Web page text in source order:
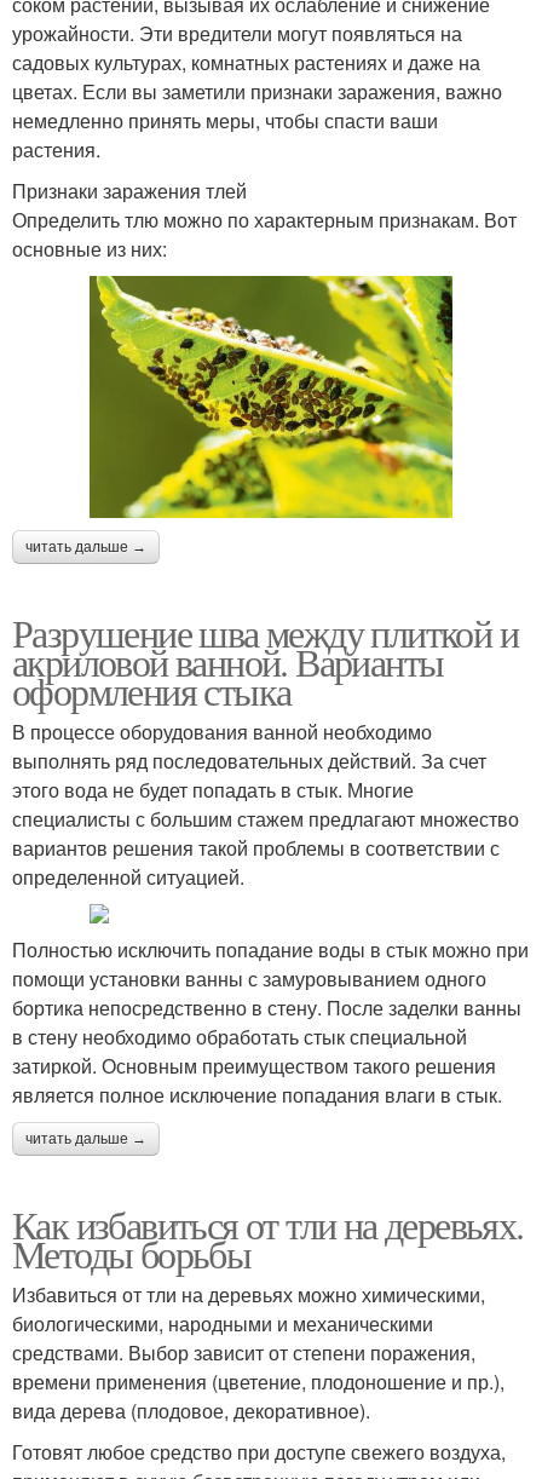
урожайности. Эти вредители могут появляться на
садовых культурах, комнатных растениях и даже на
цветах. Если вы заметили признаки заражения, важно
немедленно принять меры, чтобы спасти ваши
растения.
Признаки заражения тлей
Определить тлю можно по характерным признакам. Вот
основные из них:
читать дальше →
Разрушение шва между плиткой и
акриловой ванной. Варианты
оформления стыка
В процессе оборудования ванной необходимо
выполнять ряд последовательных действий. За счет
этого вода не будет попадать в стык. Многие
специалисты с большим стажем предлагают множество
вариантов решения такой проблемы в соответствии с
определенной ситуацией.
Полностью исключить попадание воды в стык можно при
помощи установки ванны с замуровыванием одного
бортика непосредственно в стену. После заделки ванны
в стену необходимо обработать стык специальной
затиркой. Основным преимуществом такого решения
является полное исключение попадания влаги в стык.
читать дальше →
Как избавиться от тли на деревьях.
Методы борьбы
Избавиться от тли на деревьях можно химическими,
биологическими, народными и механическими
средствами. Выбор зависит от степени поражения,
времени применения (цветение, плодоношение и пр.),
вида дерева (плодовое, декоративное).
Готовят любое средство при доступе свежего воздуха,